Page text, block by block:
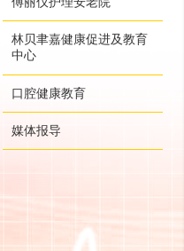
林贝聿嘉健康促进及教育
中心
口腔健康教育
媒体报导